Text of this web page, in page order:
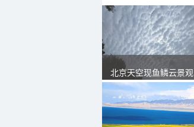
北京天空现鱼鳞云景观